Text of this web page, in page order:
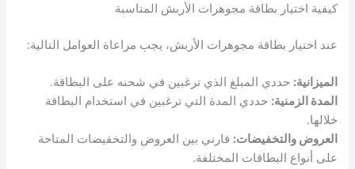
كيفية اختيار بطاقة مجوهرات الأربش المناسبة
عند اختيار بطاقة مجوهرات الأربش، يجب مراعاة العوامل التالية:
الميزانية: حددي المبلغ الذي ترغبين في شحنه على البطاقة.
المدة الزمنية: حددي المدة التي ترغبين في استخدام البطاقة
خلالها.
العروض والتخفيضات: قارني بين العروض والتخفيضات المتاحة
على أنواع البطاقات المختلفة.